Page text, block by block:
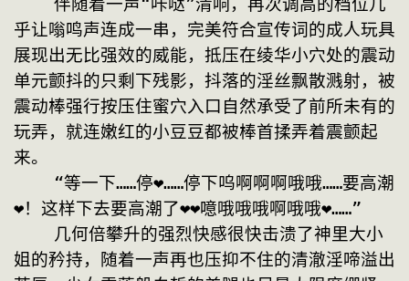
乎让嗡鸣声连成一串，完美符合宣传词的成人玩具
展现出无比强效的威能，抵压在绫华小穴处的震动
单元颤抖的只剩下残影，抖落的淫丝飘散溅射，被
震动棒强行按压住蜜穴入口自然承受了前所未有的
玩弄，就连嫩红的小豆豆都被棒首揉弄着震颤起
来。
❤！这样下去要高潮了❤❤噫哦哦哦啊哦哦❤……”
姐的矜持，随着一声再也压抑不住的清澈淫啼溢出